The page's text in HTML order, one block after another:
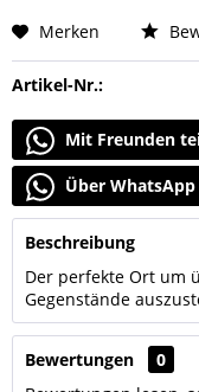
Merken
Artikel-Nr.:
Mit Freunden
Über
Beschreibung
Der perfekte Ort um
Gegenstände
Bewertungen
0